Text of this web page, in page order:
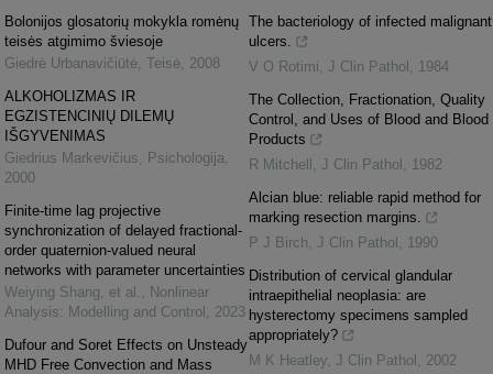
Bolonijos glosatorių mokykla romėnų
teisės atgimimo šviesoje
Giedrė Urbanavičiūtė, Teisė, 2008
ALKOHOLIZMAS IR
EGZISTENCINIŲ DILEMŲ
IŠGYVENIMAS
Giedrius Markevičius, Psichologija,
2000
Finite-time lag projective
synchronization of delayed fractional-
order quaternion-valued neural
networks with parameter uncertainties
Weiying Shang, et al. , Nonlinear
Analysis: Modelling and Control , 2023
Dufour and Soret Effects on Unsteady
MHD Free Convection and Mass
The bacteriology of infected malignant
ulcers.
V O Rotimi, J Clin Pathol , 1984
The Collection, Fractionation, Quality
Control, and Uses of Blood and Blood
Products
R Mitchell , J Clin Pathol , 1982
Alcian blue: reliable rapid method for
marking resection margins.
P J Birch, J Clin Pathol , 1990
Distribution of cervical glandular
intraepithelial neoplasia: are
hysterectomy specimens sampled
appropriately?
M K Heatley, J Clin Pathol , 2002